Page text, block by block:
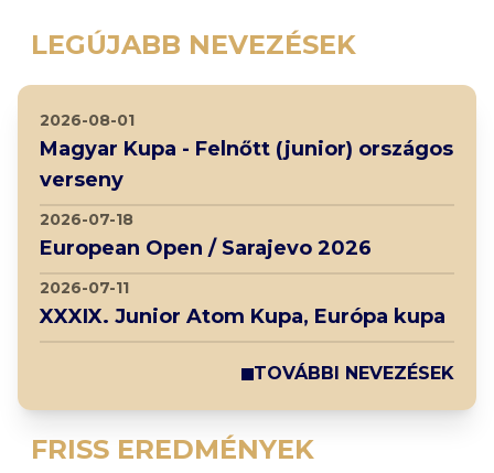
LEGÚJABB NEVEZÉSEK
FRISS EREDMÉNYEK
2026-08-01
Magyar Kupa - Felnőtt (junior) országos
verseny
2026-07-18
European Open / Sarajevo 2026
2026-07-11
XXXIX. Junior Atom Kupa, Európa kupa
TOVÁBBI NEVEZÉSEK